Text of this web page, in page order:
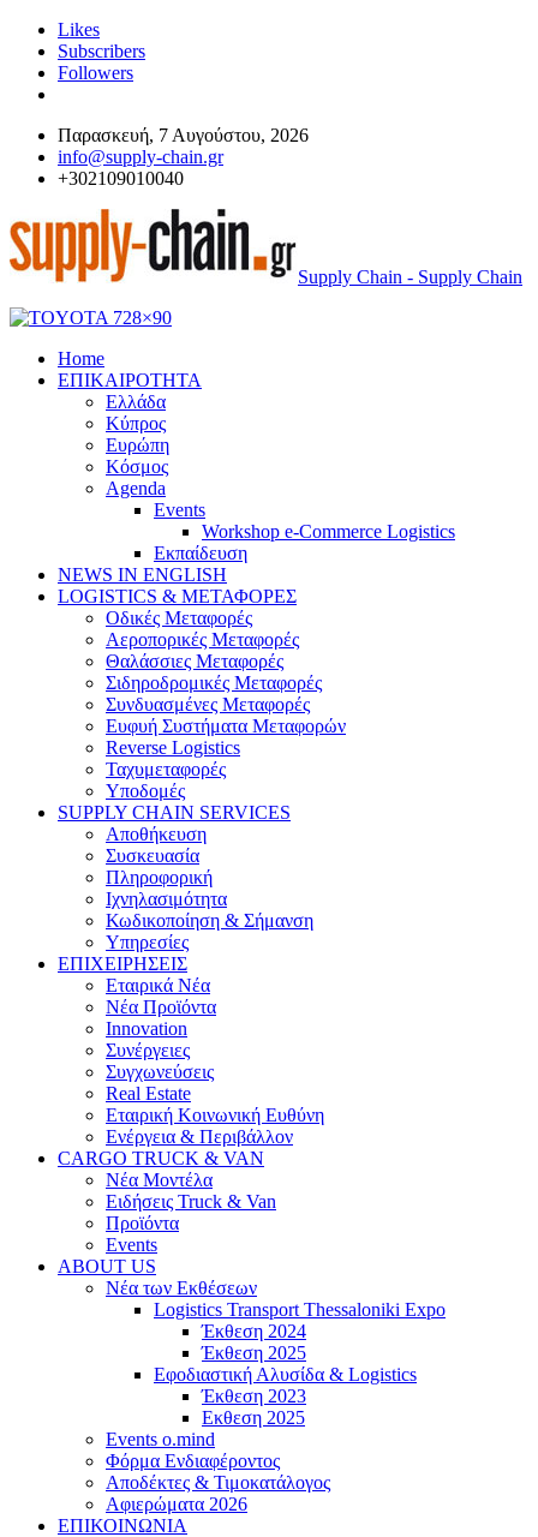
Likes
Subscribers
Followers
Παρασκευή, 7 Αυγούστου, 2026
info@supply-chain.gr
+302109010040
Supply Chain - Supply Chain
Home
ΕΠΙΚΑΙΡΟΤΗΤΑ
Ελλάδα
Κύπρος
Ευρώπη
Κόσμος
Agenda
Events
Workshop e-Commerce Logistics
Εκπαίδευση
NEWS IN ENGLISH
LOGISTICS & ΜΕΤΑΦΟΡΕΣ
Οδικές Μεταφορές
Αεροπορικές Μεταφορές
Θαλάσσιες Μεταφορές
Σιδηροδρομικές Μεταφορές
Συνδυασμένες Μεταφορές
Ευφυή Συστήματα Μεταφορών
Reverse Logistics
Ταχυμεταφορές
Υποδομές
SUPPLY CHAIN SERVICES
Αποθήκευση
Συσκευασία
Πληροφορική
Ιχνηλασιμότητα
Κωδικοποίηση & Σήμανση
Υπηρεσίες
ΕΠΙΧΕΙΡΗΣΕΙΣ
Εταιρικά Νέα
Νέα Προϊόντα
Innovation
Συνέργειες
Συγχωνεύσεις
Real Estate
Εταιρική Κοινωνική Ευθύνη
Ενέργεια & Περιβάλλον
CARGO TRUCK & VAN
Νέα Μοντέλα
Ειδήσεις Truck & Van
Προϊόντα
Events
ABOUT US
Νέα των Εκθέσεων
Logistics Transport Thessaloniki Expo
Έκθεση 2024
Έκθεση 2025
Εφοδιαστική Αλυσίδα & Logistics
Έκθεση 2023
Εκθεση 2025
Events o.mind
Φόρμα Ενδιαφέροντος
Αποδέκτες & Τιμοκατάλογος
Αφιερώματα 2026
ΕΠΙΚΟΙΝΩΝΙΑ